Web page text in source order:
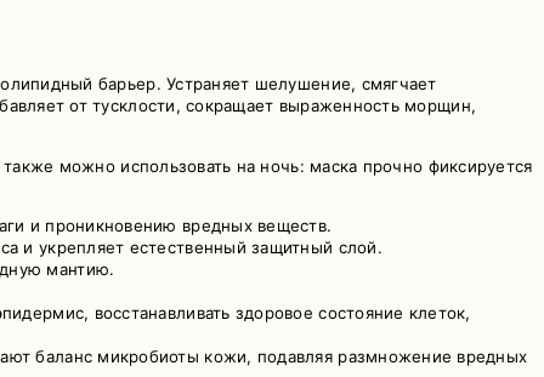
барьер. Устраняет шелушение, смягчает
от тусклости, сокращает выраженность морщин,
можно использовать на ночь: маска прочно фиксируется
и проникновению вредных веществ.
и укрепляет естественный защитный слой.
мантию.
восстанавливать здоровое состояние клеток,
баланс микробиоты кожи, подавляя размножение вредных